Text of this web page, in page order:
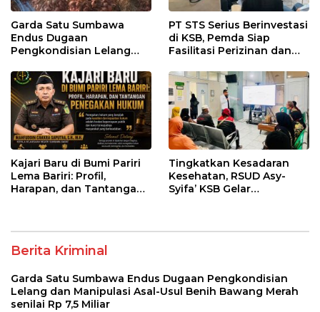
Garda Satu Sumbawa
Endus Dugaan
Pengkondisian Lelang
Benih Bawang Merah
senilai Rp 7,5 Miliar
PT STS Serius Berinvestasi
di KSB, Pemda Siap
Fasilitasi Perizinan dan
Regulasi
Kajari Baru di Bumi Pariri
Lema Bariri: Profil,
Harapan, dan Tantangan
Tingkatkan Kesadaran
Kesehatan, RSUD Asy-
Syifa’ KSB Gelar
Berita Kriminal
Garda Satu Sumbawa Endus Dugaan Pengkondisian
Lelang dan Manipulasi Asal-Usul Benih Bawang Merah
senilai Rp 7,5 Miliar